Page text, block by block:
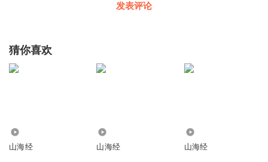
发表评论
猜你喜欢
山海经 山海经 山海经